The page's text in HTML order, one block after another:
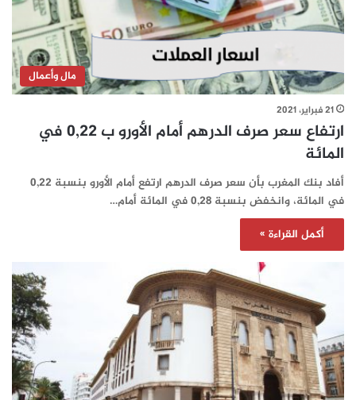
مال وأعمال
21 فبراير، 2021
ارتفاع سعر صرف الدرهم أمام الأورو ب 0,22 في
المائة
أفاد بنك المغرب بأن سعر صرف الدرهم ارتفع أمام الأورو بنسبة 0,22
في المائة، وانخفض بنسبة 0,28 في المائة أمام…
أكمل القراءة »